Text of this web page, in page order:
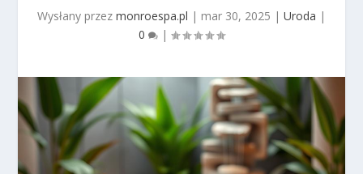
Wysłany przez monroespa.pl | mar 30, 2025 | Uroda |
0
|